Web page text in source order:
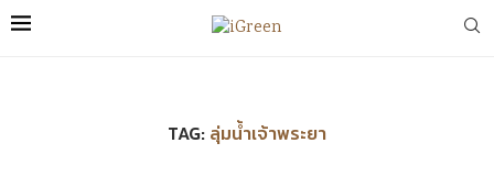
TAG: ลุ่มน้ำเจ้าพระยา